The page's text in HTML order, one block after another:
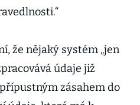
že nějaký systém „jen
údaje již
zásahem do